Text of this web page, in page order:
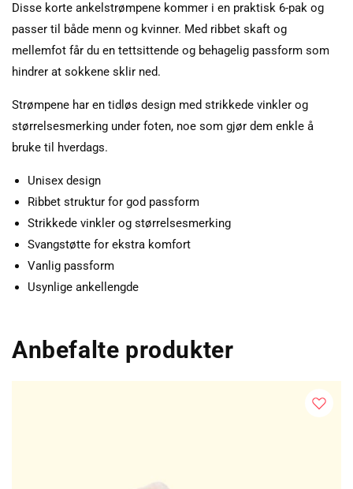
Disse korte ankelstrømpene kommer i en praktisk 6-pak og
passer til både menn og kvinner. Med ribbet skaft og
mellemfot får du en tettsittende og behagelig passform som
hindrer at sokkene sklir ned.
Strømpene har en tidløs design med strikkede vinkler og
størrelsesmerking under foten, noe som gjør dem enkle å
bruke til hverdags.
Unisex design
Ribbet struktur for god passform
Strikkede vinkler og størrelsesmerking
Svangstøtte for ekstra komfort
Vanlig passform
Usynlige ankellengde
Anbefalte produkter